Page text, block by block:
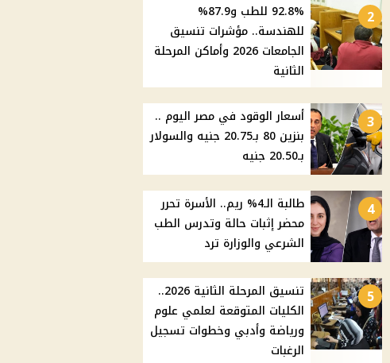
2
92.8% للطب و87.9%
للهندسة.. مؤشرات تنسيق
الجامعات 2026 وأماكن المرحلة
الثانية
3
أسعار الوقود في مصر اليوم ..
بنزين 80 بـ20.75 جنيه والسولار
بـ20.50 جنيه
4
طالبة الـ4% ريم.. الأسرة تحرر
محضر إثبات حالة وتدرس الطب
الشرعي والوزارة ترد
5
تنسيق المرحلة الثانية 2026..
الكليات المتوقعة لعلمي علوم
ورياضة وأدبي وخطوات تسجيل
الرغبات